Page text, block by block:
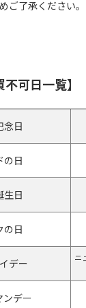
ご了承ください。
可日一覧】
念日
の日
生日
の日
デー
ニ
ンデー